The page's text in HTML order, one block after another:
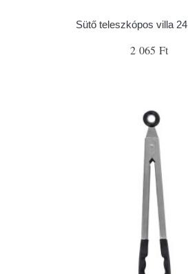
Sütő teleszkópos villa
2 065 Ft